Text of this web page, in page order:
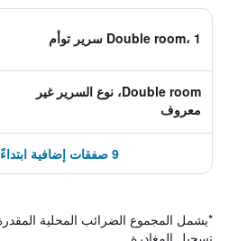
Double room، 1 سرير توأم
Double room، نوع السرير غير
معروف
9 صفقات إضافية ابتداءً من 274 ﷼
*يشمل المجموع الضرائب المحلية
تسجيل المغادرة.